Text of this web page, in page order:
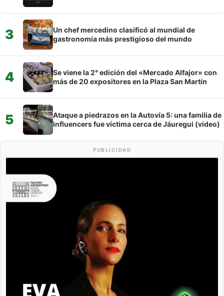
3
Un chef mercedino clasificó al mundial de
gastronomía más prestigioso del mundo
4
Se viene la 2° edición del «Mercado Alfajor» con
más de 20 expositores en la Plaza San Martín
5
Ataque a piedrazos en la Autovía 5: una familia de
influencers fue víctima cerca de Jáuregui (video)
PUBLICIDAD